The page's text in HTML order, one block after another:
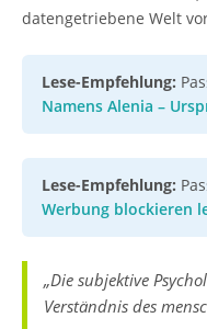
datengetriebene Welt
Lese-Empfehlung:
Namens Alenia –
Lese-Empfehlung:
Werbung blockieren
„Die subjektive
Verständnis des